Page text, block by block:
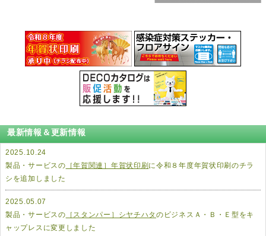
最新情報＆更新情報
2025.10.24
製品・サービスの ［年賀関連］年賀状印刷に令和８年度年賀状印刷のチラ
シを追加しました
2025.05.07
製品・サービスの ［スタンパー］シヤチハタのビジネスＡ・Ｂ・Ｅ型をキ
ャップレスに変更しました